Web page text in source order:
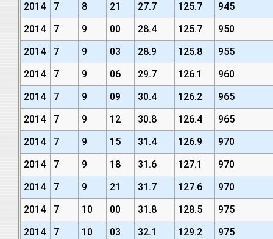
2014 7 8 21 27.7 125.7
945
2014
7 9 00 28.4 125.7
950
2014
7 9 03 28.9 125.8
955
2014
7 9 06 29.7 126.1
960
2014
7 9 09 30.4 126.2
965
2014
7 9 12 30.8 126.4
965
2014
7 9 15 31.4 126.9
970
2014
7 9 18 31.6 127.1
970
2014
7 9 21 31.7 127.6
970
2014
7 10 00 31.8 128.5
975
2014
7 10 03 32.1 129.2
975